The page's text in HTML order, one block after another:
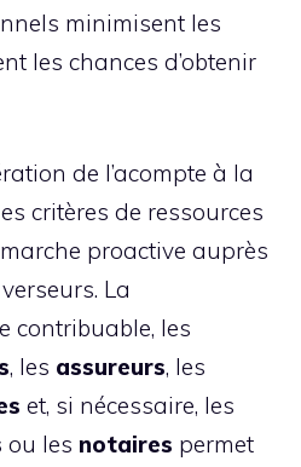
minimisent les
les chances d’obtenir
de l’acompte à la
critères de ressources
proactive auprès
La
contribuable, les
, les assureurs, les
et, si nécessaire, les
ou les notaires permet